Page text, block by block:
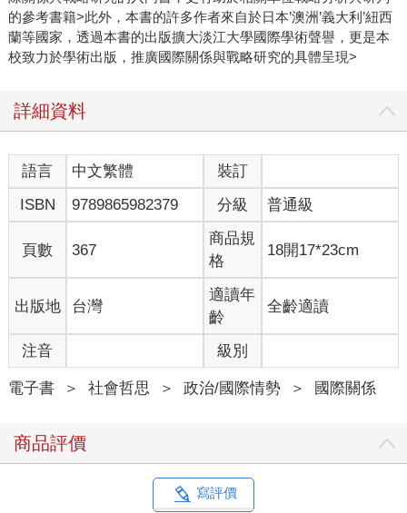
的參考書籍>此外，本書的許多作者來自於日本’澳洲’義大利’紐西
蘭等國家，透過本書的出版擴大淡江大學國際學術聲譽，更是本
校致力於學術出版，推廣國際關係與戰略研究的具體呈現>
詳細資料
語言 中文繁體
裝訂
ISBN
9789865982379 分級 普通級
頁數 367
商品規
格
18開17*23cm
出版地 台灣
適讀年
齡
全齡適讀
注音 級別
電子書 ＞ 社會哲思 ＞ 政治/國際情勢 ＞ 國際關係
商品評價
寫評價